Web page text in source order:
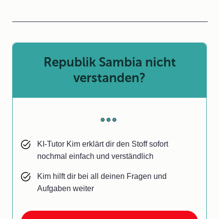
Republik Sambia nicht
verstanden?
KI-Tutor Kim erklärt dir den Stoff sofort
nochmal einfach und verständlich
Kim hilft dir bei all deinen Fragen und
Aufgaben weiter